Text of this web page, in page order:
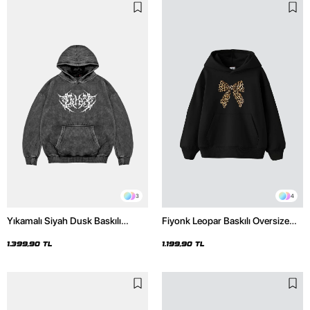
3
Yıkamalı Siyah Dusk Baskılı
1.399,90 TL
4
Fiyonk Leopar Baskılı Oversize
1.199,90 TL